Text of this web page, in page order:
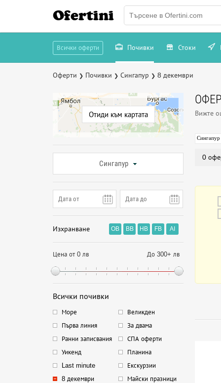
Ofertini
Всички оферти Почивки Стоки
Оферти ❯ Почивки ❯ Сингапур ❯ 8 декември
Отиди към картата
Сингапур
Изхранване OB BB HB FB AI
Цена от 0 лв До 300+ лв
Всички почивки
Море
Великден
Първа линия
За двама
Ранни записвания
СПА оферти
Уикенд
Планина
Last minute
Екскурзии
8 декември
Майски празници
Вижте
Сингапур
0